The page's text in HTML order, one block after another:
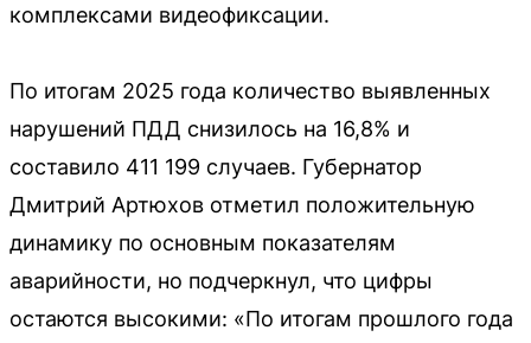
комплексами видеофиксации.
По итогам 2025 года количество выявленных
нарушений ПДД снизилось на 16,8% и
составило 411 199 случаев. Губернатор
Дмитрий Артюхов отметил положительную
динамику по основным показателям
аварийности, но подчеркнул, что цифры
остаются высокими: «По итогам прошлого года